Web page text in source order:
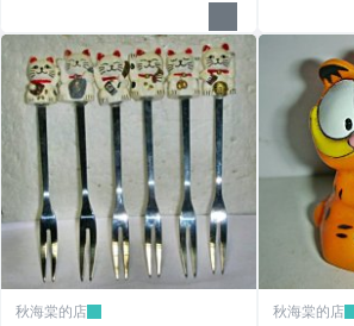
秋海棠的店 秋海棠的店